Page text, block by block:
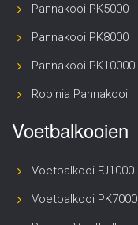
Pannakooi PK5000
Pannakooi PK8000
Pannakooi PK10000
Robinia Pannakooi
Voetbalkooien
Voetbalkooi FJ1000
Voetbalkooi PK7000